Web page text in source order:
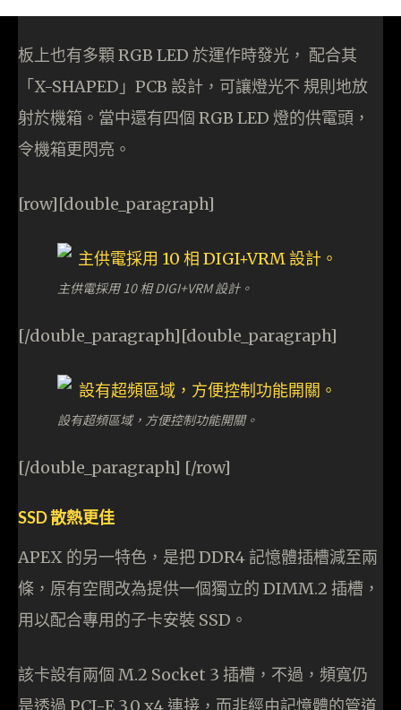
板上也有多顆 RGB LED 於運作時發光， 配合其
「X-SHAPED」PCB 設計，可讓燈光不 規則地放
射於機箱。當中還有四個 RGB LED 燈的供電頭，
令機箱更閃亮。
[row][double_paragraph]
主供電採用 10 相 DIGI+VRM 設計。
[/double_paragraph][double_paragraph]
設有超頻區域，方便控制功能開關。
[/double_paragraph] [/row]
SSD 散熱更佳
APEX 的另一特色，是把 DDR4 記憶體插槽減至兩
條，原有空間改為提供一個獨立的 DIMM.2 插槽，
用以配合專用的子卡安裝 SSD。
該卡設有兩個 M.2 Socket 3 插槽，不過，頻寬仍